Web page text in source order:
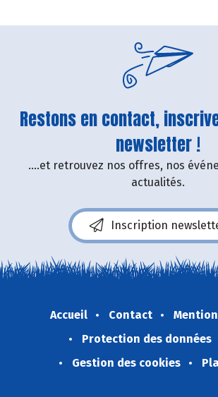
Restons en contact,
newsletter !
....et retrouvez nos offres, nos
actualités.
Inscription
Accueil Contact
Protection des données
Gestion des cookies